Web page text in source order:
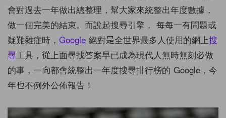
會對過去一年做出總整理，幫大家來統整出年度數據，
做一個完美的結束。而說起搜尋引擎， 每每一有問題或
疑難雜症時， Google 絕對是全世界最多人使用的網上搜
尋工具，從上面尋找答案早已成為現代人無時無刻必做
的事，一向都會統整出一年度搜尋排行榜的 Google，今
年也不例外公佈報告！